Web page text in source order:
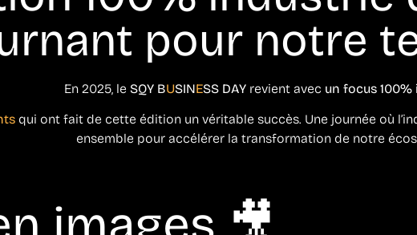
pour notre
En 2025, le SQY BUSINESS DAY revient avec un focus 100%
qui ont fait de cette édition un véritable succès. Une journée où
ensemble pour accélérer la transformation de notre